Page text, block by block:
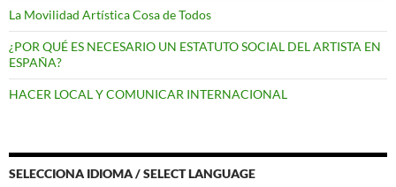
La Movilidad Artística Cosa de Todos
¿POR QUÉ ES NECESARIO UN ESTATUTO SOCIAL DEL ARTISTA EN
ESPAÑA?
HACER LOCAL Y COMUNICAR INTERNACIONAL
SELECCIONA IDIOMA / SELECT LANGUAGE